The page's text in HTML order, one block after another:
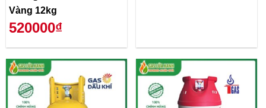
Vàng 12kg
520000₫